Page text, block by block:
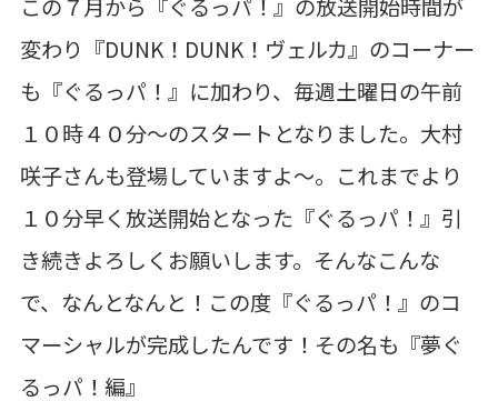
この７月から『ぐるっパ！』の放送開始時間が
変わり『DUNK！DUNK！ヴェルカ』のコーナー
も『ぐるっパ！』に加わり、毎週土曜日の午前
１０時４０分～のスタートとなりました。大村
咲子さんも登場していますよ～。これまでより
１０分早く放送開始となった『ぐるっパ！』引
き続きよろしくお願いします。そんなこんな
で、なんとなんと！この度『ぐるっパ！』のコ
マーシャルが完成したんです！その名も『夢ぐ
るっパ！編』